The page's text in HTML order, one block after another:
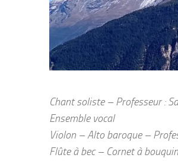
Chant soliste – Professeur :
Ensemble vocal
Violon – Alto baroque –
Flûte à bec– Cornet à